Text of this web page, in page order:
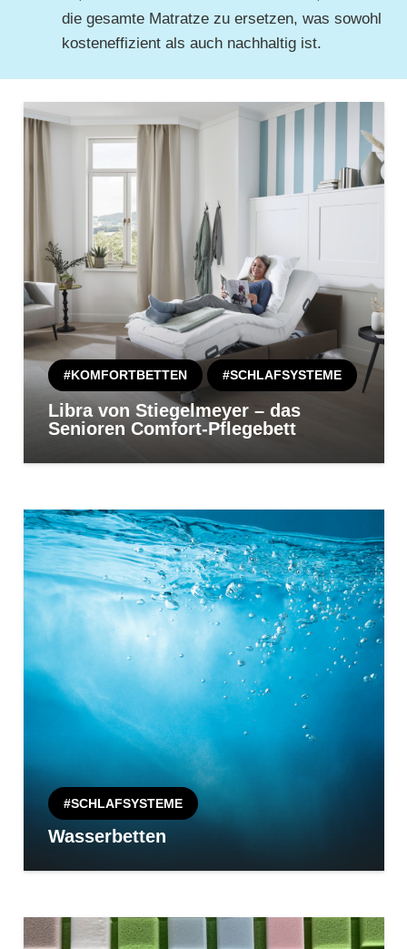
die gesamte Matratze zu ersetzen, was sowohl
kosteneffizient als auch nachhaltig ist.
#KOMFORTBETTEN #SCHLAFSYSTEME
Libra von Stiegelmeyer – das
Senioren Comfort-Pflegebett
#SCHLAFSYSTEME
Wasserbetten